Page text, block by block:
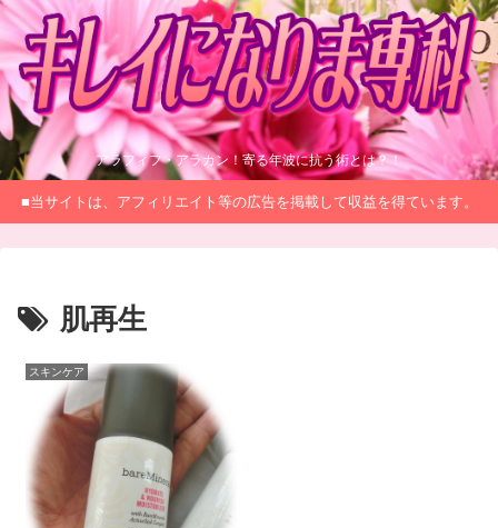
アラフィフ・アラカン！寄る年波に抗う術とは？！
■当サイトは、アフィリエイト等の広告を掲載して収益を得ています。
肌再生
スキンケア